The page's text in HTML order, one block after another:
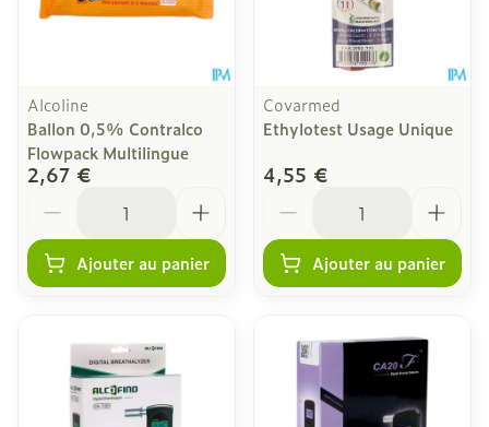
Alcoline
Ballon 0,5% Contralco
Flowpack Multilingue
2,67 €
Ajouter au panier
Covarmed
Ethylotest Usage Unique
4,55 €
Ajouter au panier